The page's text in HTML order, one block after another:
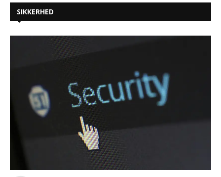
SIKKERHED